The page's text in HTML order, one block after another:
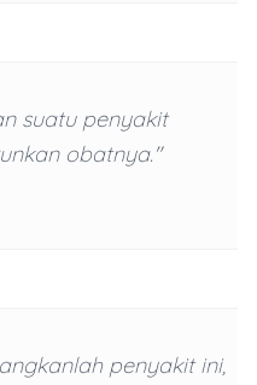
suatu penyakit
obatnya."
penyakit ini,